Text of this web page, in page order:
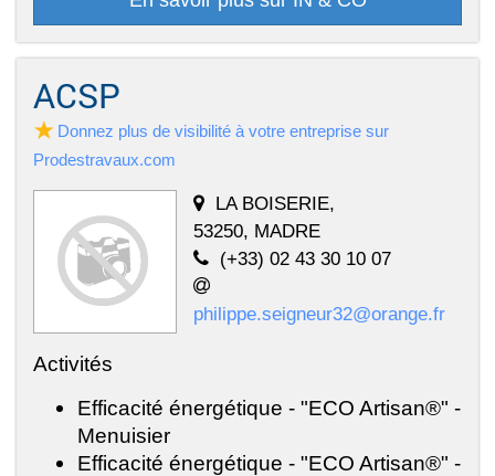
ACSP
Donnez plus de visibilité à votre entreprise sur
Prodestravaux.com
LA BOISERIE,
53250, MADRE
(+33) 02 43 30 10 07
philippe.seigneur32@orange.fr
Activités
Efficacité énergétique - "ECO Artisan®" -
Menuisier
Efficacité énergétique - "ECO Artisan®" -